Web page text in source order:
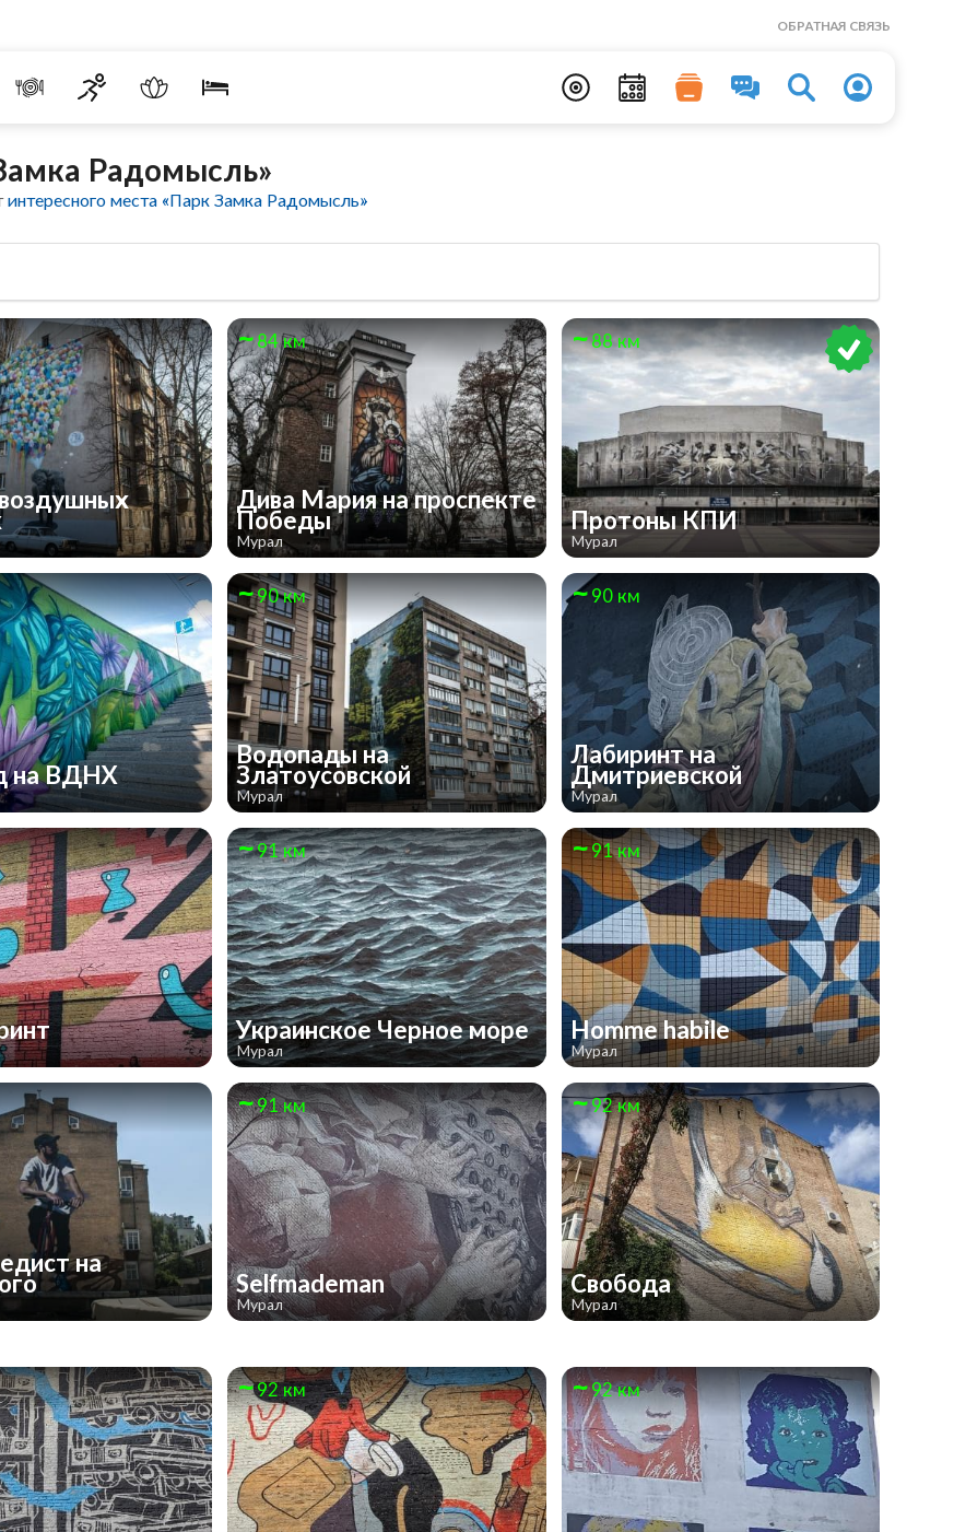
ОБРАТНАЯ СВЯЗЬ
Радомысль»
интересного места «Парк Замка Радомысль»
84 км
Дива Мария на проспекте
Победы
Мурал
88 км
Протоны КПИ
Мурал
на ВДНХ
90 км
Водопады на
Златоусовской
Мурал
90 км
Лабиринт на
Дмитриевской
Мурал
91 км
Украинское Черное море
Мурал
91 км
Homme habile
Мурал
на
91 км
Selfmademan
Мурал
92 км
Свобода
Мурал
92 км 92 км